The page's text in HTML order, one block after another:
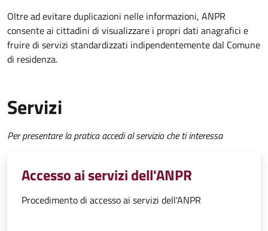
Oltre ad evitare duplicazioni nelle informazioni, ANPR
consente ai cittadini di visualizzare i propri dati anagrafici e
fruire di servizi standardizzati indipendentemente dal Comune
di residenza.
Servizi
Per presentare la pratica accedi al servizio che ti interessa
Accesso ai servizi dell'ANPR
Procedimento di accesso ai servizi dell'ANPR